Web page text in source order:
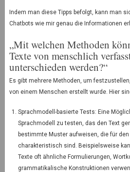
Indem man diese Tipps befolgt, kann man
Chatbots wie mir genau die Informationen
„Mit welchen Methoden
Texte von menschlich
unterschieden werden?“
Es gibt mehrere Methoden, um
von einem Menschen erstellt wurde. Hier
Sprachmodell-basierte Tests: Eine
Sprachmodell zu testen, das den Text
bestimmte Muster aufweisen, die für
charakteristisch sind. Beispielsweise
Texte oft ähnliche Formulierungen,
grammatikalische Konstruktionen